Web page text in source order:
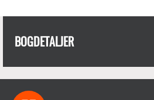
BOGDETALJER